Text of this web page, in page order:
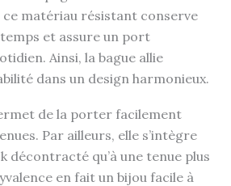
ce matériau résistant conserve
et assure un port
Ainsi, la bague allie
dans un design harmonieux.
de la porter facilement
Par ailleurs, elle s’intègre
décontracté qu’à une tenue plus
en fait un bijou facile à